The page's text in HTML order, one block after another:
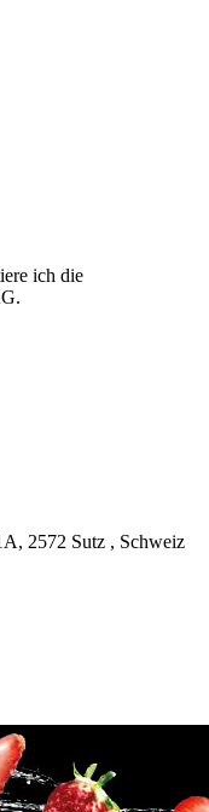
ich die
2572 Sutz , Schweiz